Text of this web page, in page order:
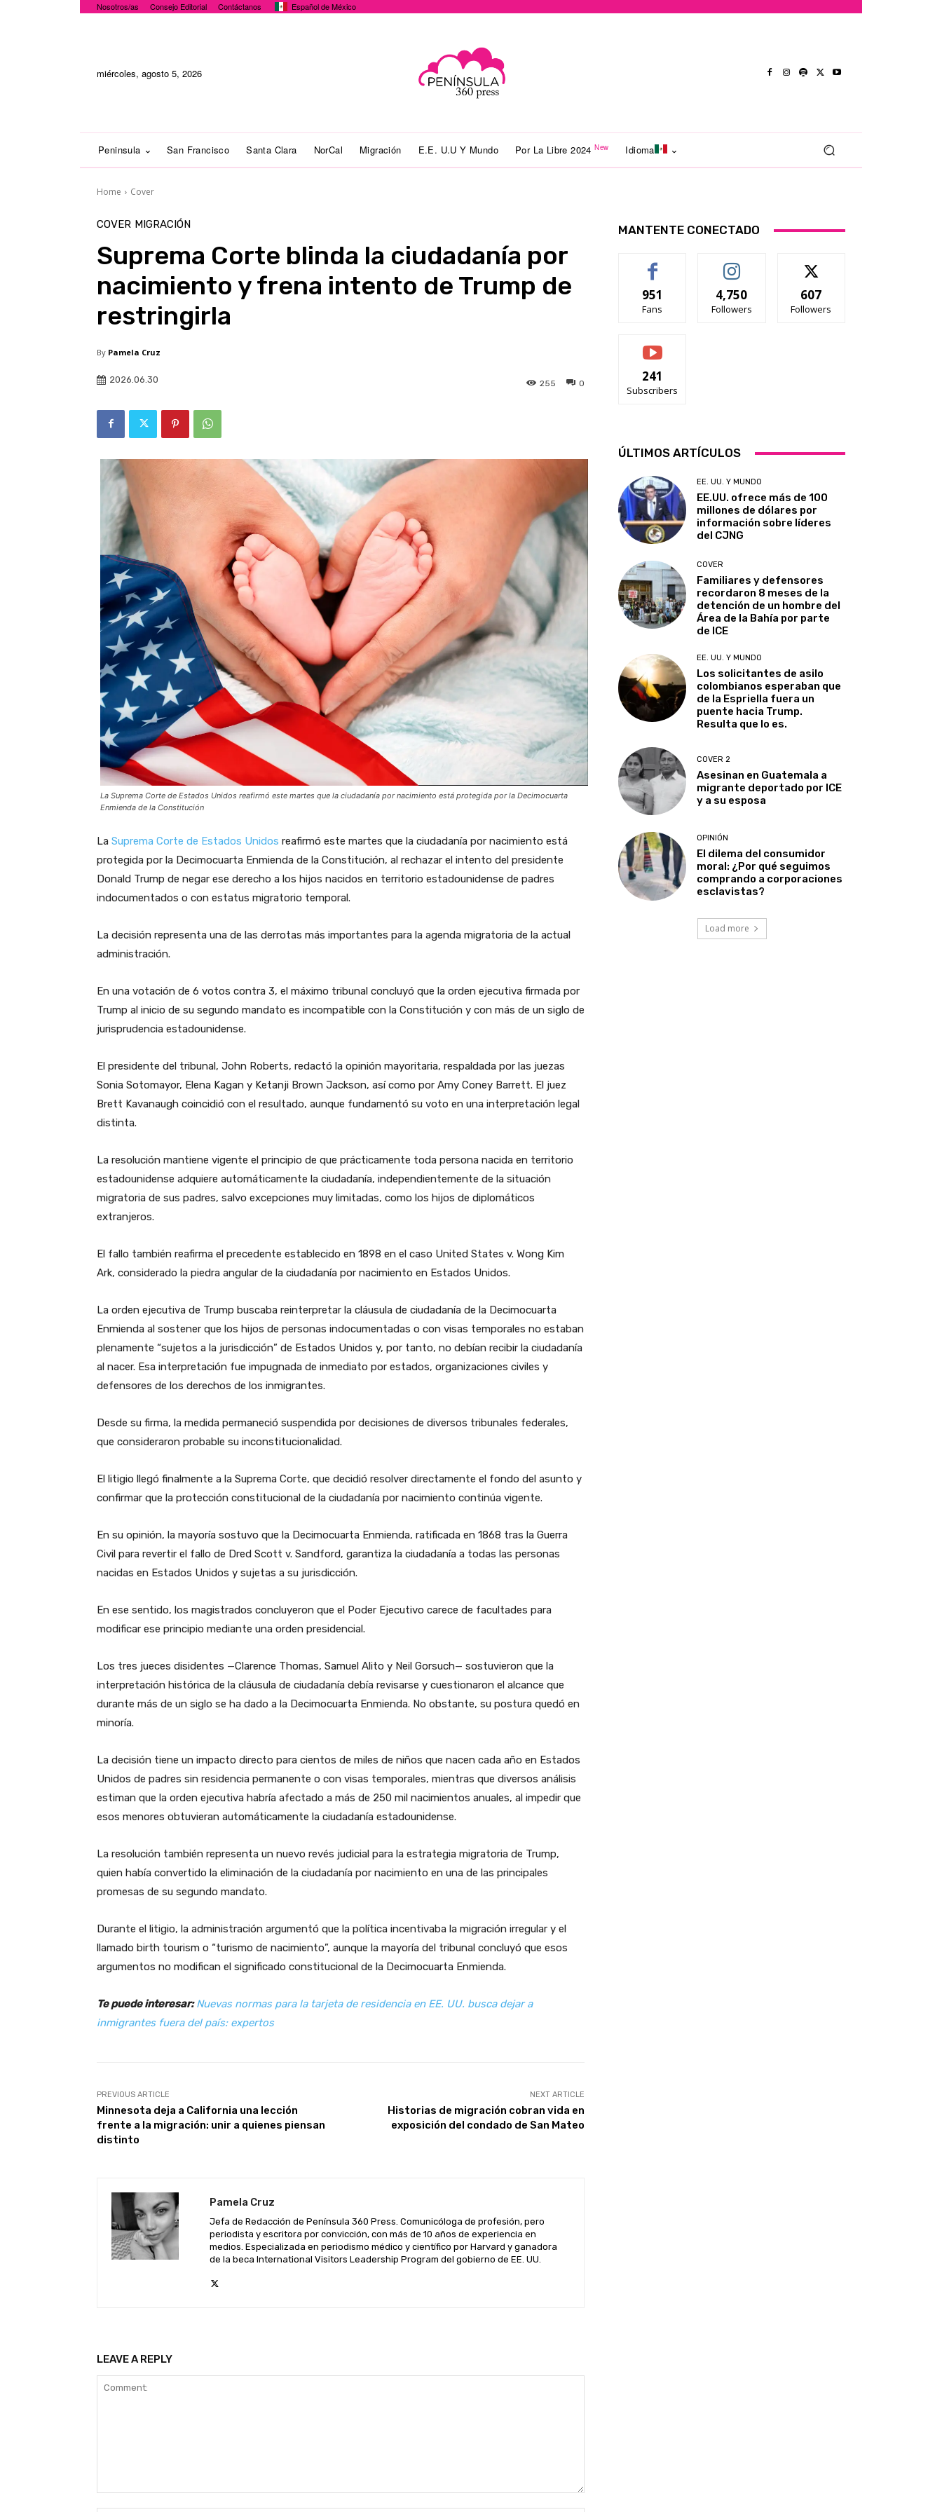
Nosotros/as Consejo Editorial Contáctanos Español de México
miércoles, agosto 5, 2026
Peninsula San Francisco Santa Clara NorCal Migración E.E. U.U Y Mundo Por La Libre 2024New Idioma
Home Cover
COVER MIGRACIÓN
Suprema Corte blinda la ciudadanía por
nacimiento y frena intento de Trump de
restringirla
By Pamela Cruz
2026.06.30 0
255
La Suprema Corte de Estados Unidos reafirmó este martes que la ciudadanía por nacimiento está protegida por la Decimocuarta
Enmienda de la Constitución
La Suprema Corte de Estados Unidos reafirmó este martes que la ciudadanía por nacimiento está
protegida por la Decimocuarta Enmienda de la Constitución, al rechazar el intento del presidente
Donald Trump de negar ese derecho a los hijos nacidos en territorio estadounidense de padres
indocumentados o con estatus migratorio temporal.
La decisión representa una de las derrotas más importantes para la agenda migratoria de la actual
administración.
En una votación de 6 votos contra 3, el máximo tribunal concluyó que la orden ejecutiva firmada por
Trump al inicio de su segundo mandato es incompatible con la Constitución y con más de un siglo de
jurisprudencia estadounidense.
El presidente del tribunal, John Roberts, redactó la opinión mayoritaria, respaldada por las juezas
Sonia Sotomayor, Elena Kagan y Ketanji Brown Jackson, así como por Amy Coney Barrett. El juez
Brett Kavanaugh coincidió con el resultado, aunque fundamentó su voto en una interpretación legal
distinta.
La resolución mantiene vigente el principio de que prácticamente toda persona nacida en territorio
estadounidense adquiere automáticamente la ciudadanía, independientemente de la situación
migratoria de sus padres, salvo excepciones muy limitadas, como los hijos de diplomáticos
extranjeros.
El fallo también reafirma el precedente establecido en 1898 en el caso United States v. Wong Kim
Ark, considerado la piedra angular de la ciudadanía por nacimiento en Estados Unidos.
La orden ejecutiva de Trump buscaba reinterpretar la cláusula de ciudadanía de la Decimocuarta
Enmienda al sostener que los hijos de personas indocumentadas o con visas temporales no estaban
plenamente “sujetos a la jurisdicción” de Estados Unidos y, por tanto, no debían recibir la ciudadanía
al nacer. Esa interpretación fue impugnada de inmediato por estados, organizaciones civiles y
defensores de los derechos de los inmigrantes.
Desde su firma, la medida permaneció suspendida por decisiones de diversos tribunales federales,
que consideraron probable su inconstitucionalidad.
El litigio llegó finalmente a la Suprema Corte, que decidió resolver directamente el fondo del asunto y
confirmar que la protección constitucional de la ciudadanía por nacimiento continúa vigente.
En su opinión, la mayoría sostuvo que la Decimocuarta Enmienda, ratificada en 1868 tras la Guerra
Civil para revertir el fallo de Dred Scott v. Sandford, garantiza la ciudadanía a todas las personas
nacidas en Estados Unidos y sujetas a su jurisdicción.
En ese sentido, los magistrados concluyeron que el Poder Ejecutivo carece de facultades para
modificar ese principio mediante una orden presidencial.
Los tres jueces disidentes —Clarence Thomas, Samuel Alito y Neil Gorsuch— sostuvieron que la
interpretación histórica de la cláusula de ciudadanía debía revisarse y cuestionaron el alcance que
durante más de un siglo se ha dado a la Decimocuarta Enmienda. No obstante, su postura quedó en
minoría.
La decisión tiene un impacto directo para cientos de miles de niños que nacen cada año en Estados
Unidos de padres sin residencia permanente o con visas temporales, mientras que diversos análisis
estiman que la orden ejecutiva habría afectado a más de 250 mil nacimientos anuales, al impedir que
esos menores obtuvieran automáticamente la ciudadanía estadounidense.
La resolución también representa un nuevo revés judicial para la estrategia migratoria de Trump,
quien había convertido la eliminación de la ciudadanía por nacimiento en una de las principales
promesas de su segundo mandato.
Durante el litigio, la administración argumentó que la política incentivaba la migración irregular y el
llamado birth tourism o “turismo de nacimiento”, aunque la mayoría del tribunal concluyó que esos
argumentos no modifican el significado constitucional de la Decimocuarta Enmienda.
Te puede interesar: Nuevas normas para la tarjeta de residencia en EE. UU. busca dejar a
inmigrantes fuera del país: expertos
PREVIOUS ARTICLE
Minnesota deja a California una lección
frente a la migración: unir a quienes piensan
distinto
NEXT ARTICLE
Historias de migración cobran vida en
exposición del condado de San Mateo
Pamela Cruz
Jefa de Redacción de Península 360 Press. Comunicóloga de profesión, pero
periodista y escritora por convicción, con más de 10 años de experiencia en
medios. Especializada en periodismo médico y científico por Harvard y ganadora
de la beca International Visitors Leadership Program del gobierno de EE. UU.
LEAVE A REPLY
MANTENTE CONECTADO
951
Fans
4,750
Followers
607
Followers
241
Subscribers
ÚLTIMOS ARTÍCULOS
EE. UU. Y MUNDO
EE.UU. ofrece más de 100
millones de dólares por
información sobre líderes
del CJNG
COVER
Familiares y defensores
recordaron 8 meses de la
detención de un hombre del
Área de la Bahía por parte
de ICE
EE. UU. Y MUNDO
Los solicitantes de asilo
colombianos esperaban que
de la Espriella fuera un
puente hacia Trump.
Resulta que lo es.
COVER 2
Asesinan en Guatemala a
migrante deportado por ICE
y a su esposa
OPINIÓN
El dilema del consumidor
moral: ¿Por qué seguimos
comprando a corporaciones
esclavistas?
Load more